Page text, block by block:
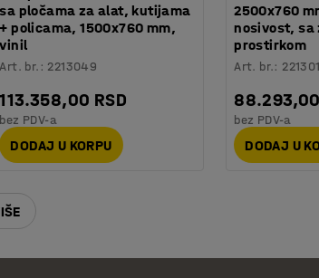
sa pločama za alat, kutijama
+ policama, 1500x760 mm,
vinil
Art. br. : 2213049
113.358,00 RSD
bez PDV-a
DODAJ U KORPU
2500x760
nosivost,
prostirkom
Art. br.:
88.293,00
bez PDV-a
DODAJ U